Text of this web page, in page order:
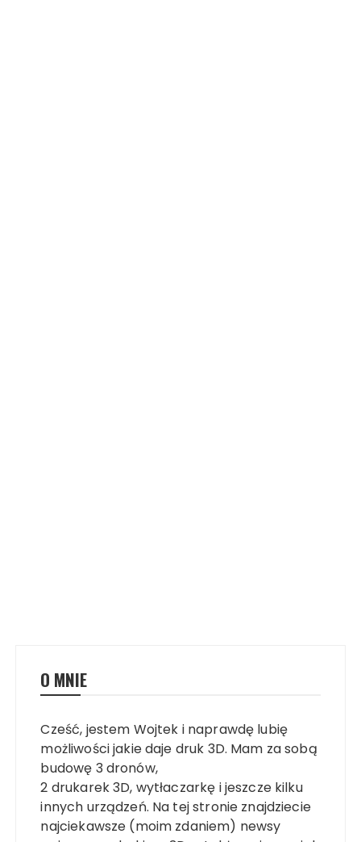
O MNIE
Cześć, jestem Wojtek i naprawdę lubię
możliwości jakie daje druk 3D. Mam za sobą
budowę 3 dronów,
2 drukarek 3D, wytłaczarkę i jeszcze kilku
innych urządzeń. Na tej stronie znajdziecie
najciekawsze (moim zdaniem) newsy